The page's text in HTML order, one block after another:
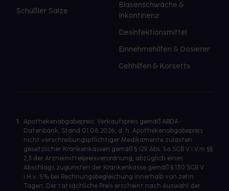
Schüßler Salze
Blasenschwäche &
Inkontinenz
Desinfektionsmittel
Einnehmehilfen & Dosierer
Gehhilfen & Korsetts
1
Apothekenabgabepreis: Verkaufspreis gemäß ABDA-
Datenbank, Stand 01.08.2026, d. h. Apothekenabgabepreis
nicht verschreibungspflichtiger Medikamente zulasten
gesetzlicher Krankenkassen gemäß § 129 Abs. 5a SGB V i.V.m §§
2,3 der Arzneimittelpreisverordnung, abzüglich eines
Abschlags zugunsten der Krankenkasse gemäß § 130 SGB V
i.H.v. 5% bei Rechnungsbegleichung innerhalb von zehn
Tagen. Der tatsächliche Preis erscheint nach Auswahl der